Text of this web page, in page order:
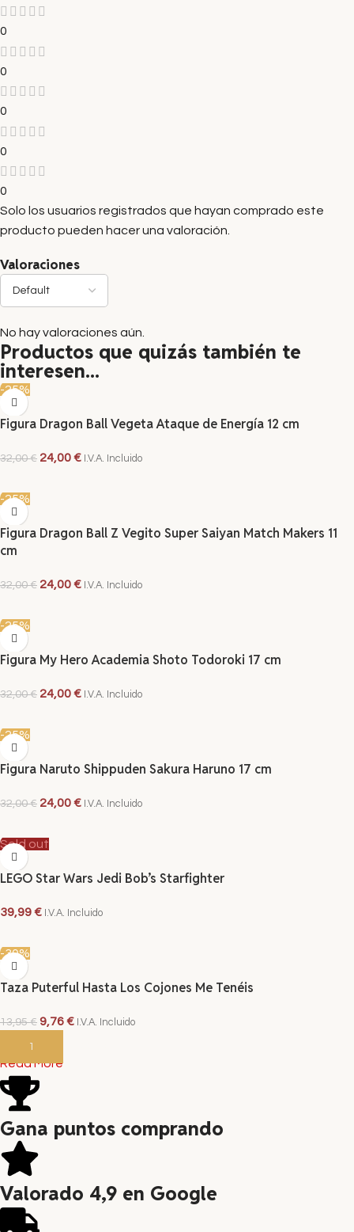
0
0
0
0
0
Valoraciones
No hay valoraciones aún.
Solo los usuarios registrados que hayan comprado este
producto pueden hacer una valoración.
Productos que quizás también te
interesen...
-25%
Figura Dragon Ball Vegeta Ataque de Energía 12 cm
32,00€ 24,00€ I.V.A. Incluido
-25%
Figura Dragon Ball Z Vegito Super Saiyan Match Makers 11
cm
32,00€ 24,00€ I.V.A. Incluido
-25%
Figura My Hero Academia Shoto Todoroki 17 cm
32,00€ 24,00€ I.V.A. Incluido
-25%
Figura Naruto Shippuden Sakura Haruno 17 cm
32,00€ 24,00€ I.V.A. Incluido
Sold out
LEGO Star Wars Jedi Bob’s Starfighter
39,99€ I.V.A. Incluido
-30%
Taza Puterful Hasta Los Cojones Me Tenéis
13,95€ 9,76€ I.V.A. Incluido
AÑADIR AL CARRITO
Read More
Gana puntos comprando
Valorado 4,9 en Google